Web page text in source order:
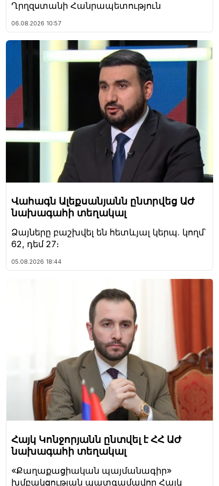
Ղրղզստանի Հանրապետություն
06.08.2026 10:57
Վահագն Ալեքսանյանն ընտրվեց ԱԺ
նախագահի տեղակալ
Ձայները բաշխվել են հետևյալ կերպ. կողմ՝
62, դեմ 27։
05.08.2026 18:44
Հայկ Կոնջորյանն ընտվել է ՀՀ ԱԺ
նախագահի տեղակալ
«Քաղաքացիական պայմանագիր»
խմբակցության պատգամավոր Հայկ